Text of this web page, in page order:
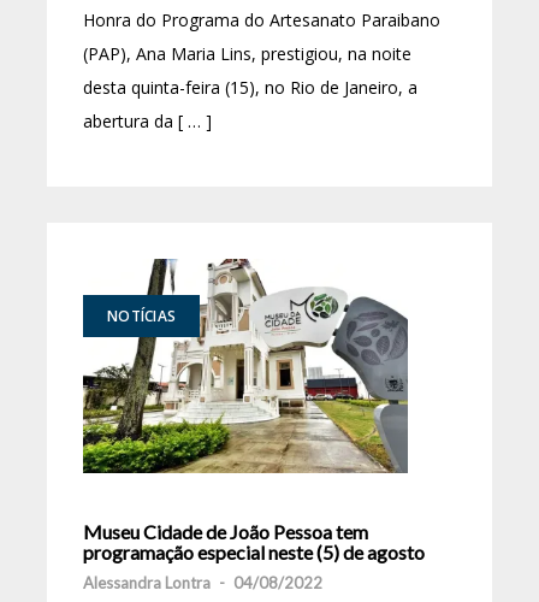
Honra do Programa do Artesanato Paraibano
(PAP), Ana Maria Lins, prestigiou, na noite
desta quinta-feira (15), no Rio de Janeiro, a
abertura da [ … ]
NOTÍCIAS
Museu Cidade de João Pessoa tem
programação especial neste (5) de agosto
Alessandra Lontra - 04/08/2022